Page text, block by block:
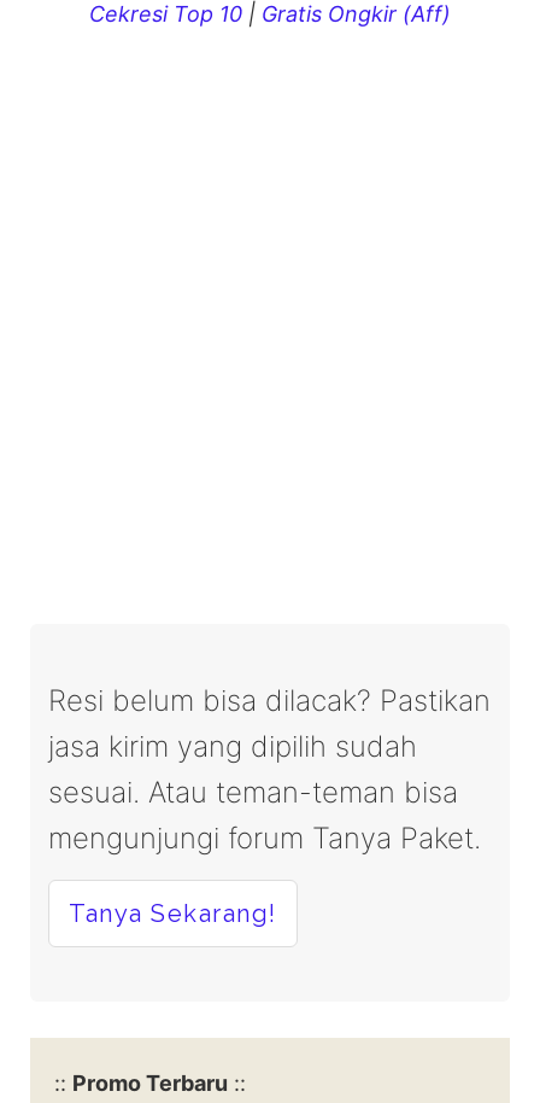
Cekresi Top 10 | Gratis Ongkir (Aff)
Resi belum bisa dilacak? Pastikan
jasa kirim yang dipilih sudah
sesuai. Atau teman-teman bisa
mengunjungi forum Tanya Paket.
Tanya Sekarang!
:: Promo Terbaru ::